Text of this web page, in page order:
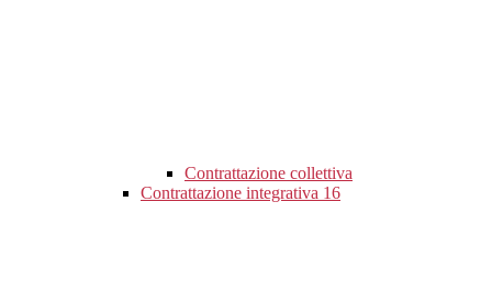
Contrattazione collettiva
Contrattazione integrativa 16